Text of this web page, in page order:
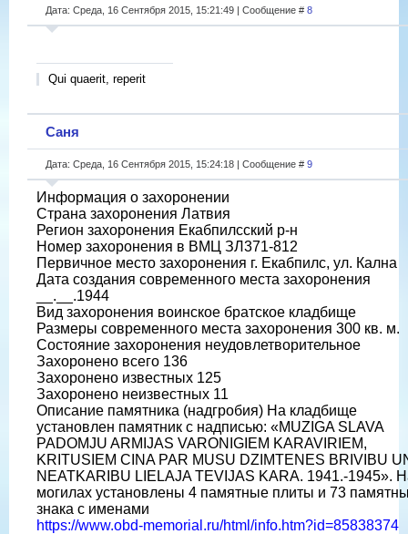
Дата: Среда, 16 Сентября 2015, 15:21:49 | Сообщение # 8
Qui quaerit, reperit
Саня
Дата: Среда, 16 Сентября 2015, 15:24:18 | Сообщение # 9
Информация о захоронении
Страна захоронения Латвия
Регион захоронения Екабпилсский р-н
Номер захоронения в ВМЦ ЗЛ371-812
Первичное место захоронения г. Екабпилс, ул. Кална
Дата создания современного места захоронения
__.__.1944
Вид захоронения воинское братское кладбище
Размеры современного места захоронения 300 кв. м.
Состояние захоронения неудовлетворительное
Захоронено всего 136
Захоронено известных 125
Захоронено неизвестных 11
Описание памятника (надгробия) На кладбище
установлен памятник с надписью: «MUZIGA SLAVA
PADOMJU ARMIJAS VARONIGIEM KARAVIRIEM,
KRITUSIEM CINA PAR MUSU DZIMTENES BRIVIBU
NEATKARIBU LIELAJA TEVIJAS KARA. 1941.-1945».
могилах установлены 4 памятные плиты и 73
знака с именами
https://www.obd-memorial.ru/html/info.htm?id=85838374